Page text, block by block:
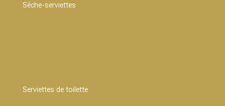
Sèche-serviettes
Serviettes de toilette